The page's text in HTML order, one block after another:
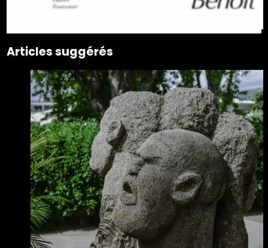
Articles suggérés